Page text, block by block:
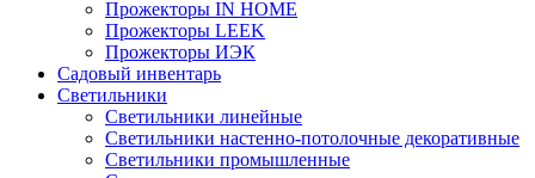
Прожекторы IN HOME
Прожекторы LEEK
Прожекторы ИЭК
Садовый инвентарь
Светильники
Светильники линейные
Светильники настенно-потолочные декоративные
Светильники промышленные